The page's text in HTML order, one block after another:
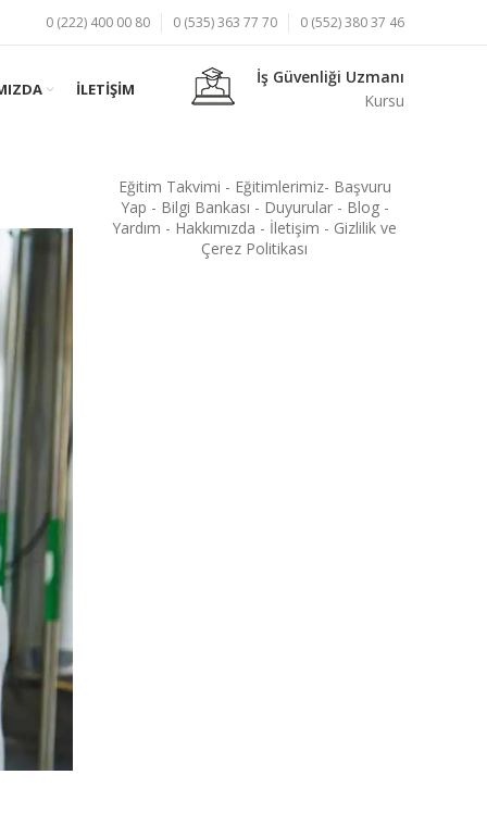
0 (222) 400 00 80 0 (535) 363 77 70 0 (552) 380 37 46
İLETIŞIM
İş Güvenliği Uzmanı
Kursu
Eğitim Takvimi - Eğitimlerimiz- Başvuru
Yap - Bilgi Bankası - Duyurular- Blog-
Yardım - Hakkımızda - İletişim - Gizlilik ve
Çerez Politikası